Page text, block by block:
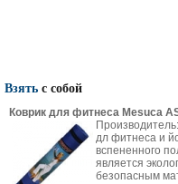
Взять с собой
Коврик для фитнеса Mesuca
дл фитнеса и
вспененного
является
безопасным